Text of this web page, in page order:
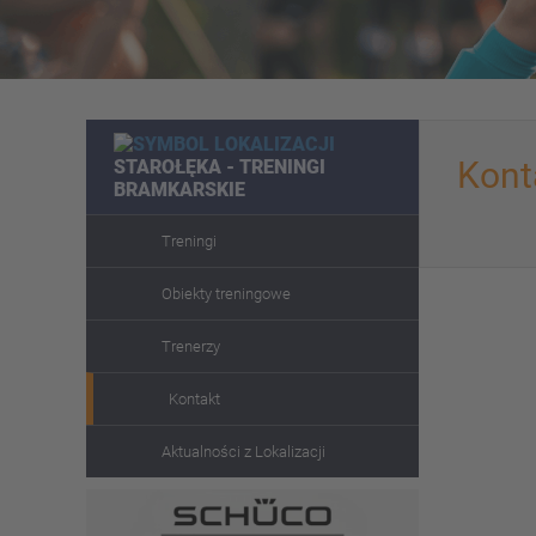
STAROŁĘKA - TRENINGI
BRAMKARSKIE
Treningi
Obiekty treningowe
Trenerzy
Kontakt
Aktualności z Lokalizacji